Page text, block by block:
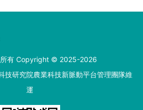
所有 Copyright © 2025-2026
技研究院農業科技新脈動平台管理團隊維
運